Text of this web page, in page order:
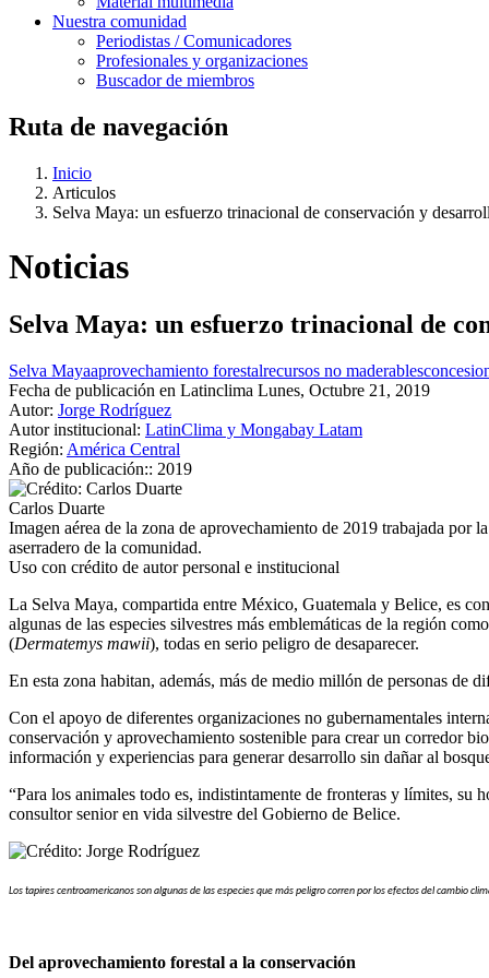
Nuestra comunidad
Periodistas / Comunicadores
Profesionales y organizaciones
Buscador de miembros
Ruta de navegación
Inicio
Articulos
Selva Maya: un esfuerzo trinacional de conservación y
Noticias
Selva Maya: un esfuerzo trinacional de
Selva Mayaaprovechamiento forestalrecursos no maderables
Fecha de publicación en Latinclima Lunes, Octubre 21, 2019
Autor: Jorge Rodríguez
Autor institucional: LatinClima y Mongabay Latam
Región: América Central
Año de publicación:: 2019
Carlos Duarte
Imagen aérea de la zona de aprovechamiento de 2019 trabajada por
aserradero de la comunidad.
Uso con crédito de autor personal e institucional
La Selva Maya, compartida entre México, Guatemala y Belice, es
algunas de las especies silvestres más emblemáticas de la región
(Dermatemys mawii), todas en serio peligro de desaparecer.
En esta zona habitan, además, más de medio millón de personas de
Con el apoyo de diferentes organizaciones no gubernamentales
conservación y aprovechamiento sostenible para crear un corredor
información y experiencias para generar desarrollo sin dañar al
“Para los animales todo es, indistintamente de fronteras y límites, su
consultor senior en vida silvestre del Gobierno de Belice.
Los tapires centroamericanos son algunas de las especies que más peligro corren por los efectos del cambio
Del aprovechamiento forestal a la conservación